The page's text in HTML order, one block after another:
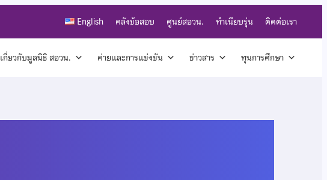
English คลังข้อสอบ ศูนย์สอวน. ทำเนียบรุ่น ติดต่อเรา
เกี่ยวกับมูลนิธิ สอวน. ค่ายและการแข่งขัน ข่าวสาร ทุนการศึกษา